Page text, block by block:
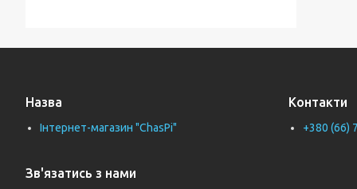
Труби каналізаційні
Унітази
Назва
Інтернет-магазин "ChasPi"
Контакти
+380 (66)
Зв'язатись з нами